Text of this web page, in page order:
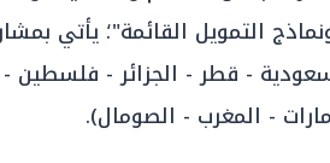
السعودية - قطر - الجزائر -
- المغرب - الصومال).